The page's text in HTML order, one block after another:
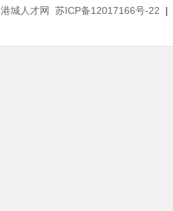
港城人才网 苏ICP备12017166号-22 |